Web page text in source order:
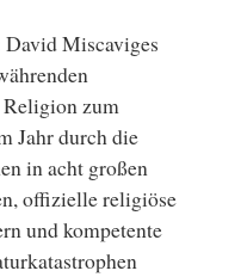
Miscaviges
zum
Jahr durch die
in acht großen
offizielle religiöse
und kompetente